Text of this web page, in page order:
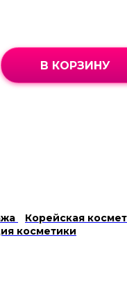
В КОРЗИНУ
Корейская
косметики